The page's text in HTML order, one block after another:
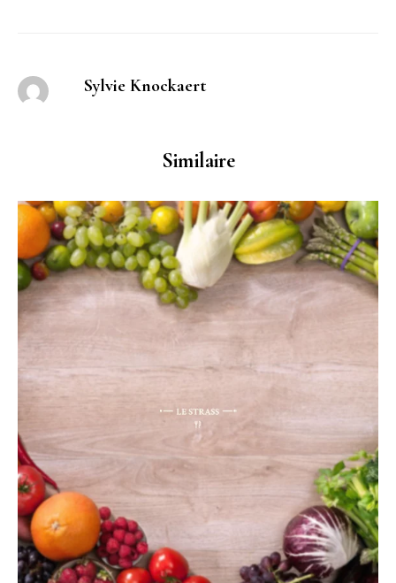
Sylvie Knockaert
Similaire